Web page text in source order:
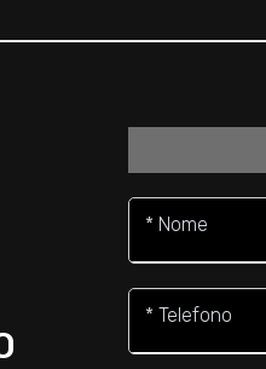
* Nome
* Telefono